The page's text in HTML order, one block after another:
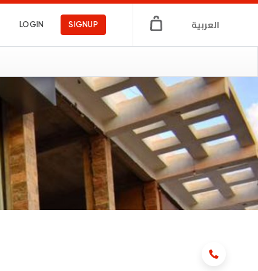
LOGIN SIGNUP العربية